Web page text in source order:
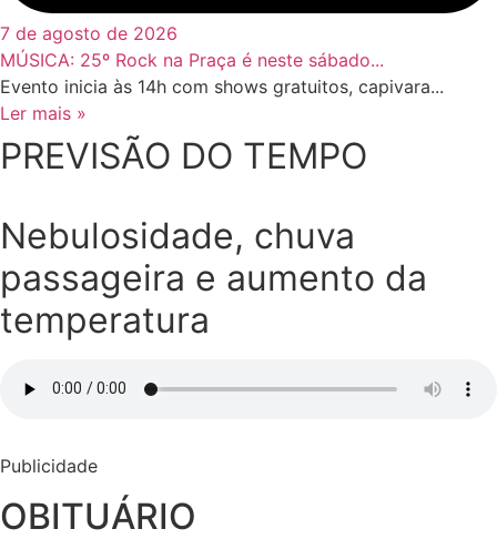
7 de agosto de 2026
MÚSICA: 25º Rock na Praça é neste sábado...
Evento inicia às 14h com shows gratuitos, capivara...
Ler mais »
PREVISÃO DO TEMPO
Nebulosidade, chuva
passageira e aumento da
temperatura
Publicidade
OBITUÁRIO